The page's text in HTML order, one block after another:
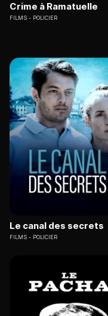
Crime à Ramatuelle
FILMS POLICIER
Le canal des secrets
FILMS POLICIER